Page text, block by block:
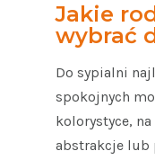
Jakie
wybrać
Do sypialni
spokojnych
kolorystyce,
abstrakcje lub